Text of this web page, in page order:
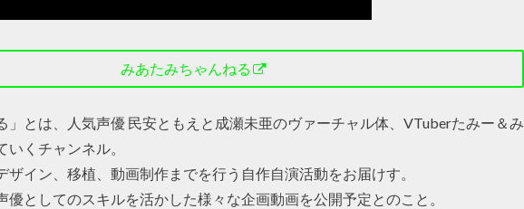
みあたみちゃんねる
」とは、人気声優 民安ともえと成瀬未亜のヴァーチャル体、VTuberたみー＆み
くチャンネル。
ザイン、移植、動画制作までを行う自作自演活動をお届けす。
優としてのスキルを活かした様々な企画動画を公開予定とのこと。